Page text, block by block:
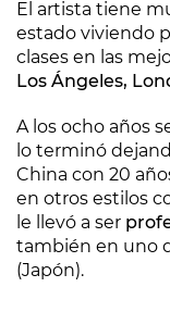
El artista tiene
estado viviendo
clases en las
Los Ángeles,
A los ocho años
lo terminó
China con 20
en otros estilos
le llevó a ser
también en uno
(Japón).